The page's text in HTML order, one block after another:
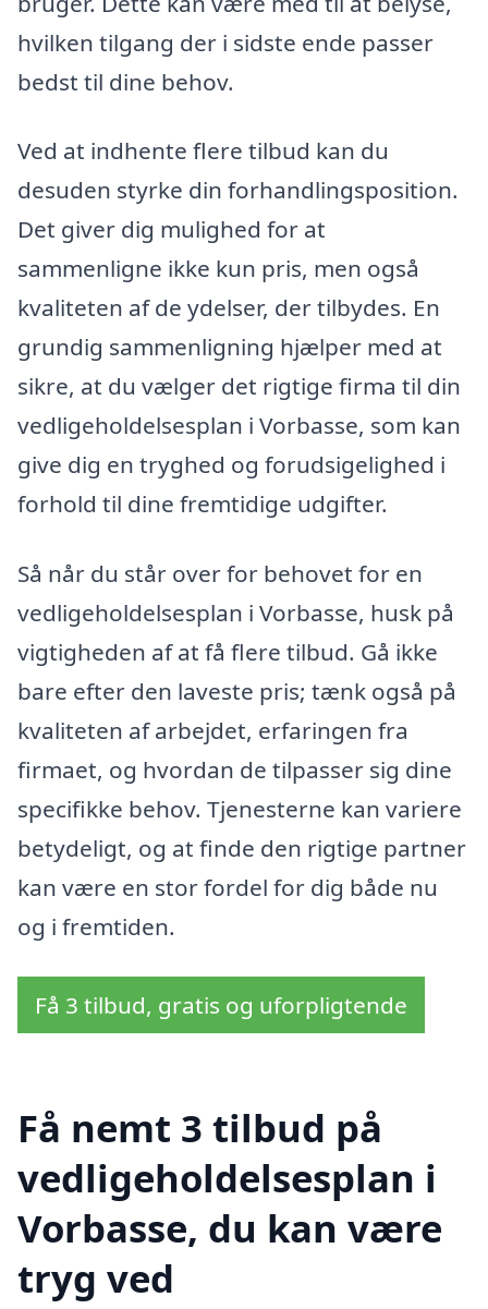
hvilken tilgang der i sidste ende passer
bedst til dine behov.
Ved at indhente flere tilbud kan du
desuden styrke din forhandlingsposition.
Det giver dig mulighed for at
sammenligne ikke kun pris, men også
kvaliteten af de ydelser, der tilbydes. En
grundig sammenligning hjælper med at
sikre, at du vælger det rigtige firma til din
vedligeholdelsesplan i Vorbasse, som kan
give dig en tryghed og forudsigelighed i
forhold til dine fremtidige udgifter.
Så når du står over for behovet for en
vedligeholdelsesplan i Vorbasse, husk på
vigtigheden af at få flere tilbud. Gå ikke
bare efter den laveste pris; tænk også på
kvaliteten af arbejdet, erfaringen fra
firmaet, og hvordan de tilpasser sig dine
specifikke behov. Tjenesterne kan variere
betydeligt, og at finde den rigtige partner
kan være en stor fordel for dig både nu
og i fremtiden.
Få 3 tilbud, gratis og uforpligtende
Få nemt 3 tilbud på
vedligeholdelsesplan i
Vorbasse, du kan være
tryg ved